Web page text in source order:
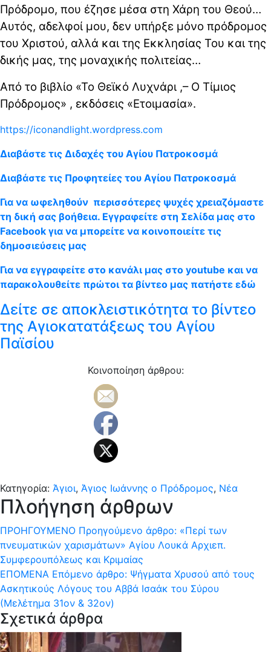
Πρόδρομο, που έζησε μέσα στη Χάρη του Θεού…
Αυτός, αδελφοί μου, δεν υπήρξε μόνο πρόδρομος
του Χριστού, αλλά και της Εκκλησίας Του και της
δικής μας, της μοναχικής πολιτείας…
Από το βιβλίο «Το Θεϊκό Λυχνάρι ,– Ο Τίμιος
Πρόδρομος» , εκδόσεις «Ετοιμασία».
https://iconandlight.wordpress.com
Διαβάστε τις Διδαχές του Αγίου Πατροκοσμά
Διαβάστε τις Προφητείες του Αγίου Πατροκοσμά
Για να ωφεληθούν περισσότερες ψυχές χρειαζόμαστε
τη δική σας βοήθεια. Εγγραφείτε στη Σελίδα μας στο
Facebook για να μπορείτε να κοινοποιείτε τις
δημοσιεύσεις μας
Για να εγγραφείτε στο κανάλι μας στο youtube και να
παρακολουθείτε πρώτοι τα βίντεο μας πατήστε εδώ
Δείτε σε αποκλειστικότητα το βίντεο
της Αγιοκατατάξεως του Αγίου
Παϊσίου
Κοινοποίηση άρθρου:
Κατηγορία: Άγιοι, Άγιος Ιωάννης ο Πρόδρομος, Νέα
Πλοήγηση άρθρων
ΠΡΟΗΓΟΎΜΕΝΟ Προηγούμενο άρθρο: «Περί των
πνευματικών χαρισμάτων» Αγίου Λουκά Αρχιεπ.
Συμφερουπόλεως και Κριμαίας
ΕΠΌΜΕΝΑ Επόμενο άρθρο: Ψήγματα Χρυσού από τους
Ασκητικούς Λόγους του Αββά Ισαάκ του Σύρου
(Μελέτημα 31ον & 32ον)
Σχετικά άρθρα